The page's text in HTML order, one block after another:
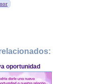
oportunidad